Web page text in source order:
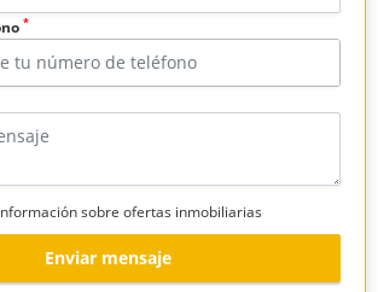
*
sobre ofertas inmobiliarias
Enviar mensaje